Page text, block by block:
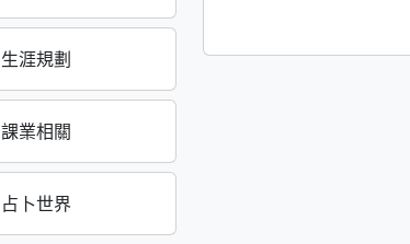
生涯規劃
課業相關
占卜世界